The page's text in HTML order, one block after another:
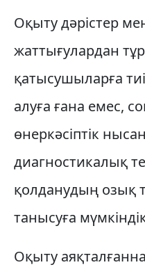
Оқыту дәрістер
жаттығулардан
қатысушыларға
алуға ғана емес,
өнеркәсіптік
диагностикалық
қолданудың озық
танысуға
Оқыту